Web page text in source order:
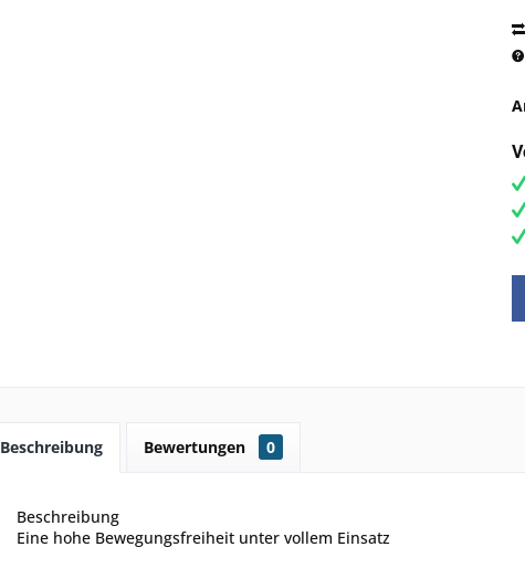
Beschreibung Bewertungen 0
Beschreibung
Eine hohe Bewegungsfreiheit unter vollem Einsatz